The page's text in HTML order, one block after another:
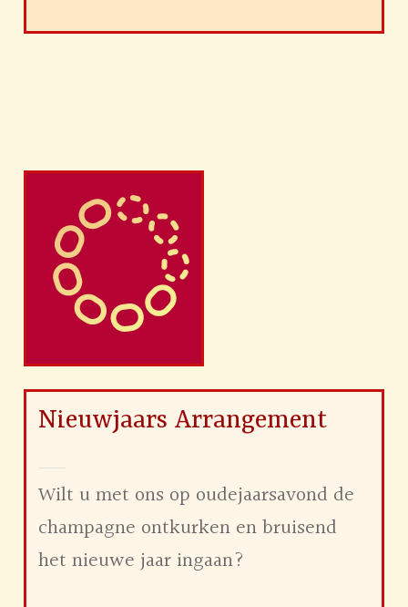
Nieuwjaars Arrangement
Wilt u met ons op oudejaarsavond de
champagne ontkurken en bruisend
het nieuwe jaar ingaan?